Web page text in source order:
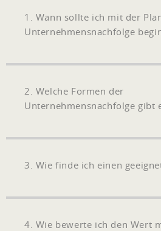
1. Wann sollte ich mit der
Unternehmensnachfolge
2. Welche Formen der
Unternehmensnachfolge gibt
3. Wie finde ich einen
4. Wie bewerte ich den Wert